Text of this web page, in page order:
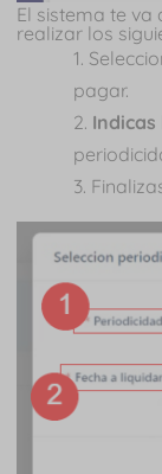
El sistema te va
realizar los
pagar.
Indicas